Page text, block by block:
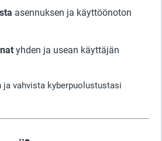
asennuksen ja käyttöönoton
yhden ja usean käyttäjän
ja vahvista kyberpuolustustasi